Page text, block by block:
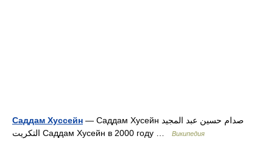
Саддам Хуссейн — Саддам Хусейн صدام حسين عبد المجيد
التكريت Саддам Хусейн в 2000 году …
Википедия